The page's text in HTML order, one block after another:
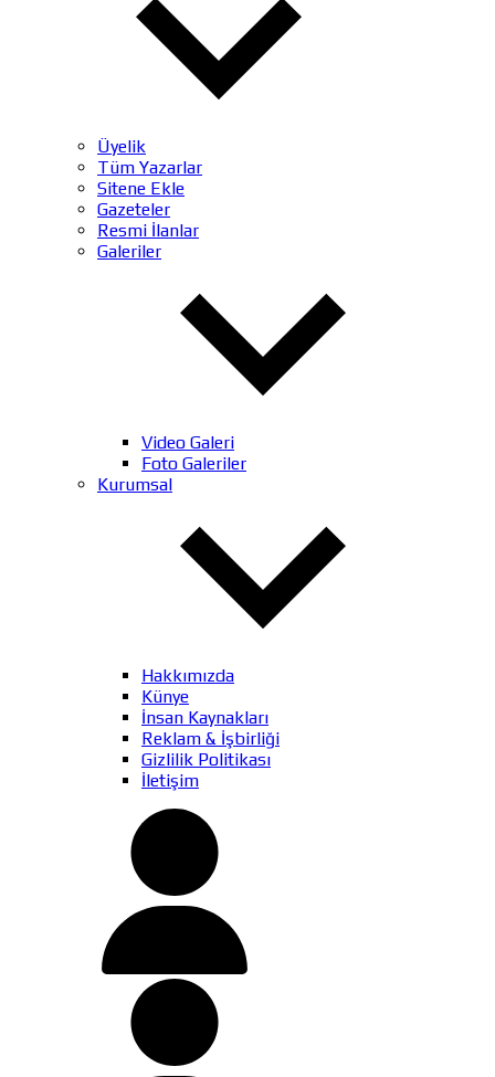
Üyelik
Tüm Yazarlar
Sitene Ekle
Gazeteler
Resmi İlanlar
Galeriler
Video Galeri
Foto Galeriler
Kurumsal
Hakkımızda
Künye
İnsan Kaynakları
Reklam & İşbirliği
Gizlilik Politikası
İletişim